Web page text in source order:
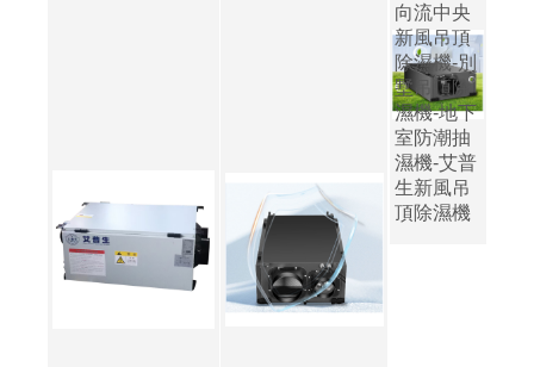
向流中央
新風吊頂
除濕機-別
墅吊頂除
濕機-地下
室防潮抽
濕機-艾普
生新風吊
頂除濕機